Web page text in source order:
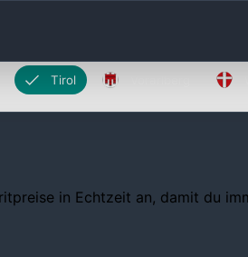
Tirol
in Echtzeit an, damit du